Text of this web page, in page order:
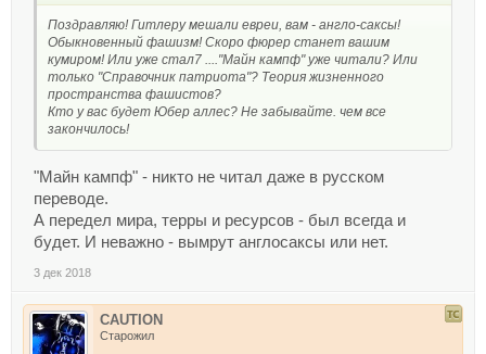
Поздравляю! Гитлеру мешали евреи, вам - англо-саксы!
Обыкновенный фашизм! Скоро фюрер станет вашим
кумиром! Или уже стал7 ...."Майн кампф" уже читали? Или
только "Справочник патриота"? Теория жизненного
пространства фашистов?
Кто у вас будет Юбер аллес? Не забывайте. чем все
закончилось!
"Майн кампф" - никто не читал даже в русском
переводе.
А передел мира, терры и ресурсов - был всегда и
будет. И неважно - вымрут англосаксы или нет.
3 дек 2018
CAUTION
Старожил